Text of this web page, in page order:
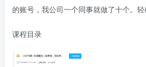
的账号，我公司一个同事就做了十个。
课程目录